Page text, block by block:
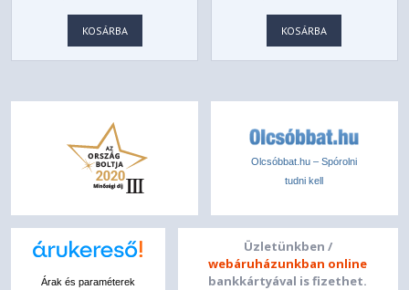
KOSÁRBA KOSÁRBA
Olcsóbbat.hu – Spórolni
tudni kell
Árak és paraméterek
Üzletünkben /
webáruházunkban online
bankkártyával is fizethet.